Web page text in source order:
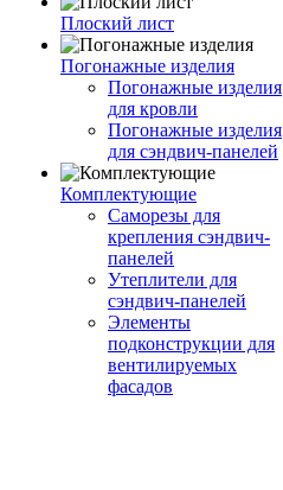
Плоский лист
Погонажные изделия
Погонажные изделия
для кровли
Погонажные изделия
для сэндвич-панелей
Комплектующие
Саморезы для
крепления сэндвич-
панелей
Утеплители для
сэндвич-панелей
Элементы
подконструкции для
вентилируемых
фасадов